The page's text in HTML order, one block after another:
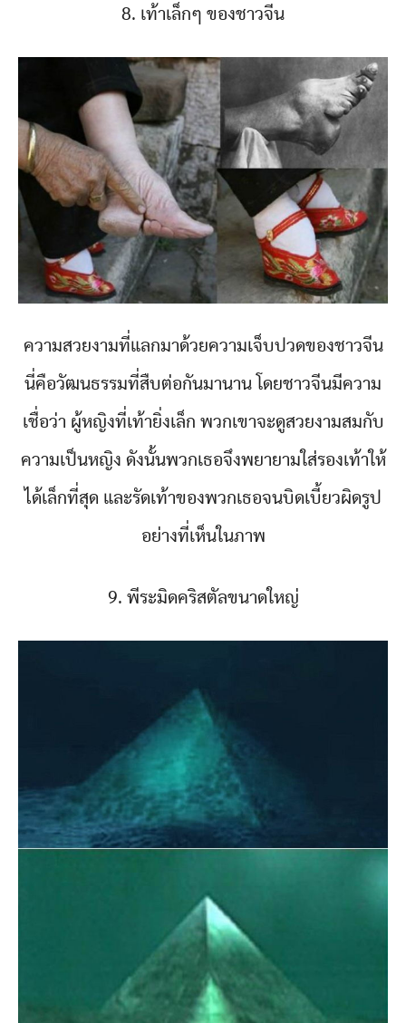
8. เท้าเล็กๆ ของชาวจีน
ความสวยงามที่แลกมาด้วยความเจ็บปวดของชาวจีน
นี่คือวัฒนธรรมที่สืบต่อกันมานาน โดยชาวจีนมีความ
เชื่อว่า ผู้หญิงที่เท้ายิ่งเล็ก พวกเขาจะดูสวยงามสมกับ
ความเป็นหญิง ดังนั้นพวกเธอจึงพยายามใส่รองเท้าให้
ได้เล็กที่สุด และรัดเท้าของพวกเธอจนบิดเบี้ยวผิดรูป
อย่างที่เห็นในภาพ
9. พีระมิดคริสตัลขนาดใหญ่